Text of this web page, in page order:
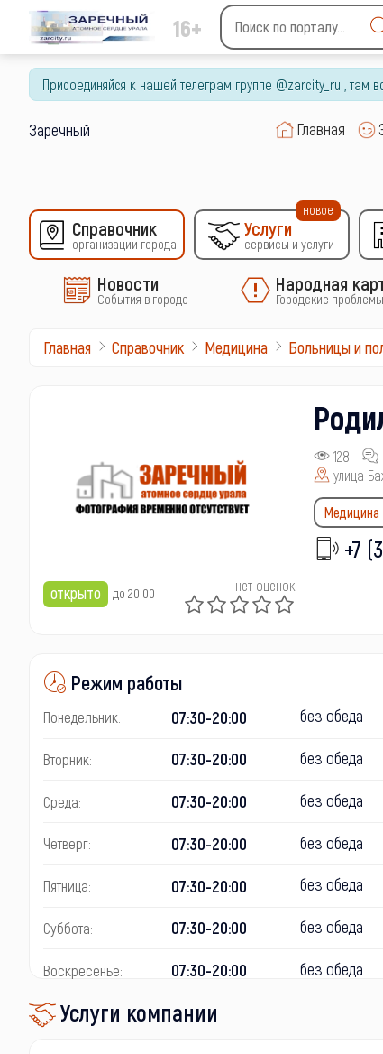
16+
Type 2 or more characters
for results.
Присоединяйся к нашей телеграм группе @zarcity_ru , там
Заречный Главная
Справочник
организации города
Услуги
сервисы и услуги
новое
Новости
События в городе
Народная
Городские проблемы
Главная Справочник Медицина Больницы и
открыто до 20:00 нет оценок
128
улица
Медицина
+7
Режим работы
Понедельник: 07:30-20:00 без обеда
Вторник: 07:30-20:00 без обеда
Среда: 07:30-20:00 без обеда
Четверг: 07:30-20:00 без обеда
Пятница: 07:30-20:00 без обеда
Суббота: 07:30-20:00 без обеда
Воскресенье: 07:30-20:00 без обеда
Услуги компании